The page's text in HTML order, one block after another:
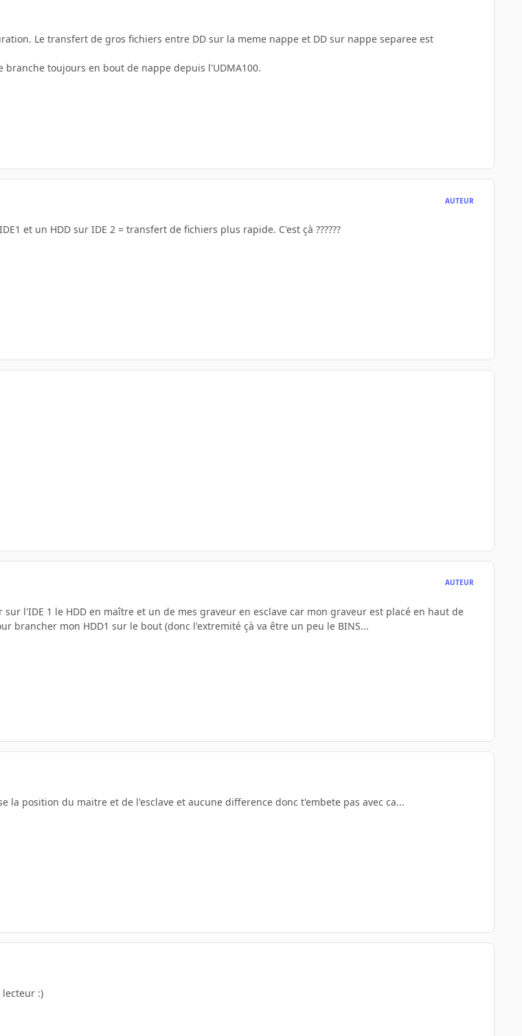
Le transfert de gros fichiers entre DD sur la meme nappe et DD sur nappe separee est
toujours en bout de nappe depuis l'UDMA100.
AUTEUR
et un HDD sur IDE 2 = transfert de fichiers plus rapide. C'est çà ??????
AUTEUR
l'IDE 1 le HDD en maître et un de mes graveur en esclave car mon graveur est placé en haut de
brancher mon HDD1 sur le bout (donc l'extremité çà va être un peu le BINS...
la position du maitre et de l'esclave et aucune difference donc t'embete pas avec ca...
:)